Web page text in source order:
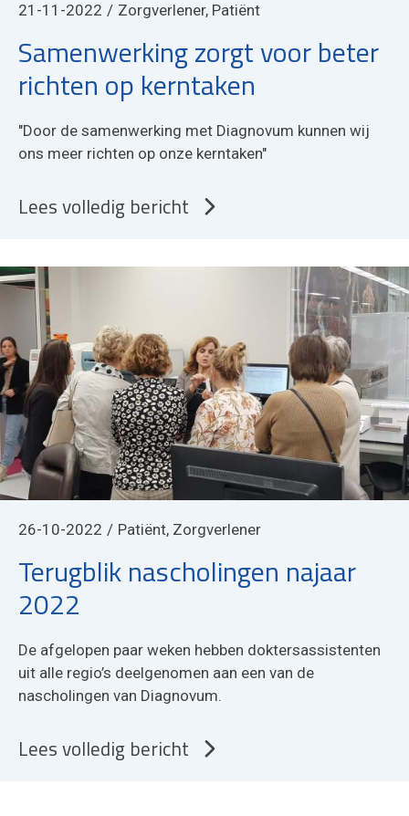
21-11-2022 Zorgverlener, Patiënt
Samenwerking zorgt voor beter
richten op kerntaken
"Door de samenwerking met Diagnovum kunnen wij
ons meer richten op onze kerntaken"
Lees volledig bericht
26-10-2022 Patiënt, Zorgverlener
Terugblik nascholingen najaar
2022
De afgelopen paar weken hebben doktersassistenten
uit alle regio’s deelgenomen aan een van de
nascholingen van Diagnovum.
Lees volledig bericht